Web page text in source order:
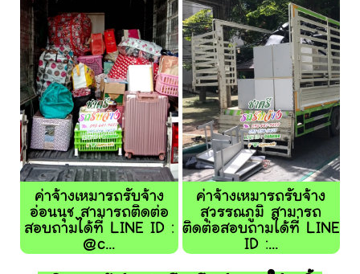
ค่าจ้างเหมารถรับจ้าง
อ่อนนุช สามารถติดต่อ
สอบถามได้ที่ LINE ID :
@c...
ค่าจ้างเหมารถรับจ้าง
สุวรรณภูมิ สามารถ
ติดต่อสอบถามได้ที่ LINE
ID :...